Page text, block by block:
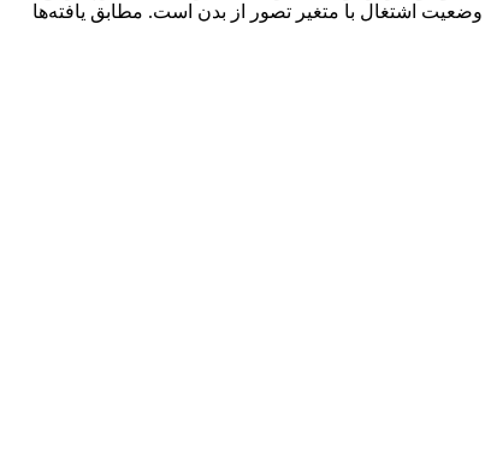
تحصیلی و وضعیت اشتغال با متغیر تصور از بدن است. مطابق یافته‌ها